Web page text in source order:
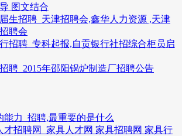
图文结合
生招聘_天津招聘会,鑫华人力资源 ,天津
聘会
招聘_专科起报,自贡银行社招综合柜员启
聘_2015年邵阳锅炉制造厂招聘公告
能力_招聘,最重要的是什么
才招聘网_家具人才网 家具招聘网 家具行